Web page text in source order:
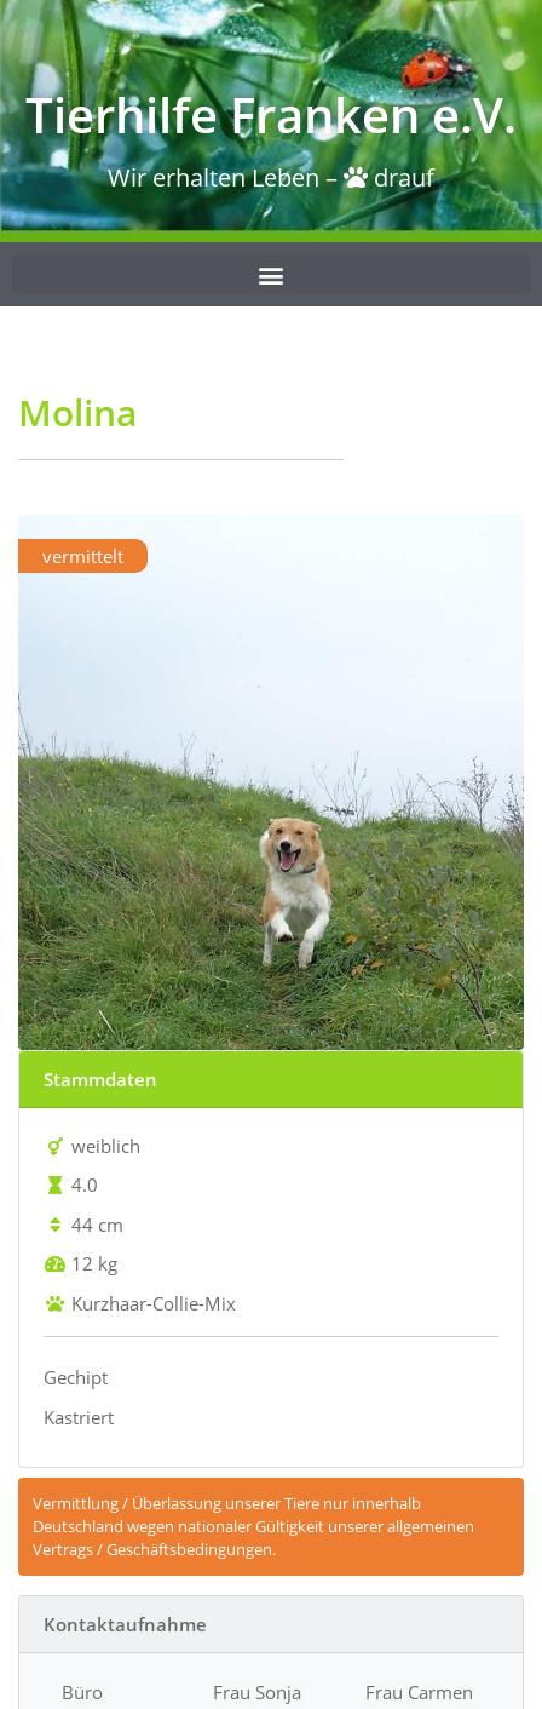
Tierhilfe Franken e.V.
Wir erhalten Leben – drauf
Molina
vermittelt
Stammdaten
weiblich
4.0
44 cm
12 kg
Kurzhaar-Collie-Mix
Gechipt
Kastriert
Vermittlung / Überlassung unserer Tiere nur innerhalb
Deutschland wegen nationaler Gültigkeit unserer allgemeinen
Vertrags / Geschäftsbedingungen.
Kontaktaufnahme
Büro
Frau Sonja
Frau Carmen